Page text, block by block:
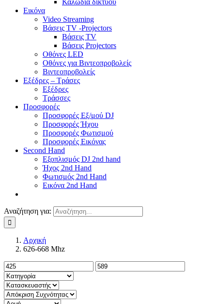
Καλώδια δικτύου
Εικόνα
Video Streaming
Βάσεις TV -Projectors
Βάσεις TV
Βάσεις Projectors
Οθόνες LED
Οθόνες για Βιντεοπροβολείς
Βιντεοπροβολείς
Εξέδρες – Τράσες
Εξέδρες
Τράσσες
Προσφορές
Προσφορές Εξ/μού DJ
Προσφορές Ήχου
Προσφορές Φωτισμού
Προσφορές Εικόνας
Second Hand
Εξοπλισμός DJ 2nd hand
Ήχος 2nd Hand
Φωτισμός 2nd Hand
Εικόνα 2nd Hand
Αναζήτηση για:
Αρχική
626-668 Mhz